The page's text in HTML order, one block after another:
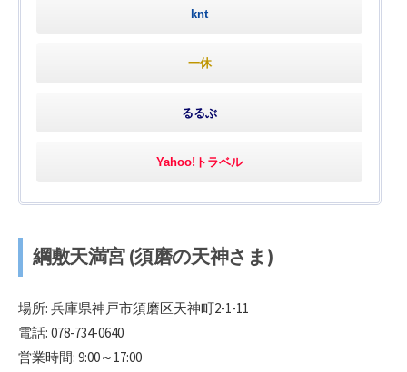
knt
一休
るるぶ
Yahoo!トラベル
綱敷天満宮 (須磨の天神さま)
場所: 兵庫県神戸市須磨区天神町2-1-11
電話: 078-734-0640
営業時間: 9:00～17:00